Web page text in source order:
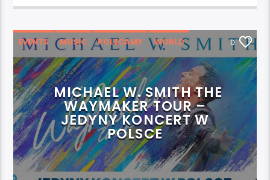
EVENTS MUSIC POLECAMY
WORLD
WYRÓŻNIONE
0
MICHAEL W. SMITH THE
WAYMAKER TOUR –
JEDYNY KONCERT W
POLSCE